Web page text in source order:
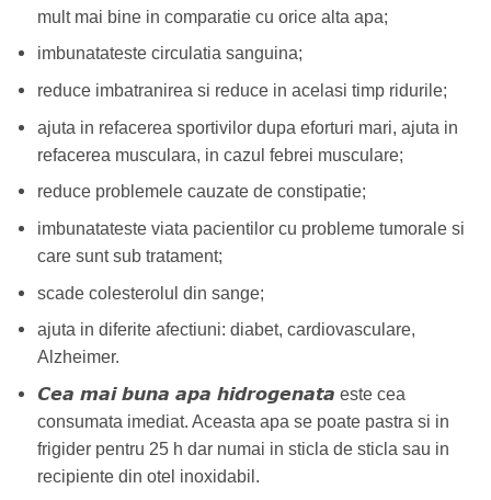
mult mai bine in comparatie cu orice alta apa;
imbunatateste circulatia sanguina;
reduce imbatranirea si reduce in acelasi timp ridurile;
ajuta in refacerea sportivilor dupa eforturi mari, ajuta in
refacerea musculara, in cazul febrei musculare;
reduce problemele cauzate de constipatie;
imbunatateste viata pacientilor cu probleme tumorale si
care sunt sub tratament;
scade colesterolul din sange;
ajuta in diferite afectiuni: diabet, cardiovasculare,
Alzheimer.
Cea mai buna apa hidrogenata este cea
consumata imediat. Aceasta apa se poate pastra si in
frigider pentru 25 h dar numai in sticla de sticla sau in
recipiente din otel inoxidabil.